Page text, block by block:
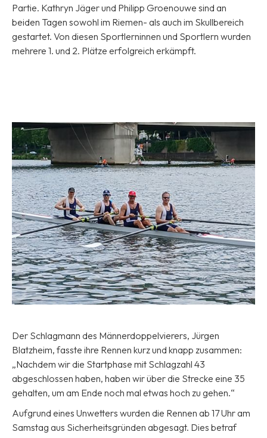
Partie. Kathryn Jäger und Philipp Groenouwe sind an
beiden Tagen sowohl im Riemen- als auch im Skullbereich
gestartet. Von diesen Sportlerninnen und Sportlern wurden
mehrere 1. und 2. Plätze erfolgreich erkämpft.
Der Schlagmann des Männerdoppelvierers, Jürgen
Blatzheim, fasste ihre Rennen kurz und knapp zusammen:
„Nachdem wir die Startphase mit Schlagzahl 43
abgeschlossen haben, haben wir über die Strecke eine 35
gehalten, um am Ende noch mal etwas hoch zu gehen.“
Aufgrund eines Unwetters wurden die Rennen ab 17 Uhr am
Samstag aus Sicherheitsgründen abgesagt. Dies betraf